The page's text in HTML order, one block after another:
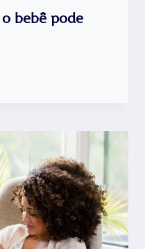
bebê pode